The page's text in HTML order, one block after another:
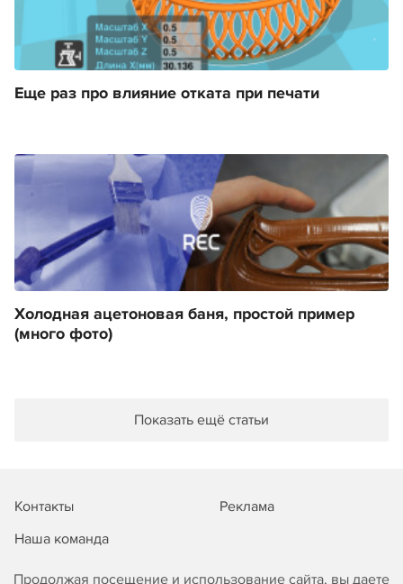
Продолжая посещение и использование сайта, вы даете
Еще раз про влияние отката при печати
Холодная ацетоновая баня, простой пример
(много фото)
Показать ещё статьи
Контакты
Реклама
Наша команда